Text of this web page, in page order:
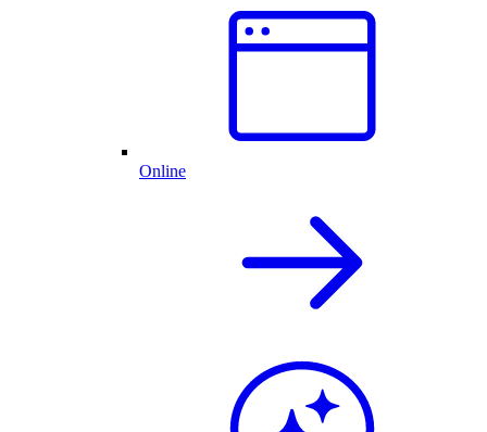
Online